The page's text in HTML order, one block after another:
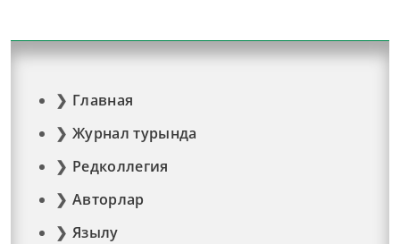
Главная
Журнал турында
Редколлегия
Авторлар
Язылу